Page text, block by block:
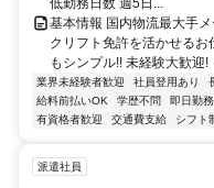
低勤務日数 週5日...
基本情報 国内物流最大手
クリフト免許を活かせる
もシンプル!! 未経験大歓迎
業界未経験者歓迎 社員登用あり
給料前払いOK
学歴不問 即日勤
有資格者歓迎
交通費支給 シフト
派遣社員